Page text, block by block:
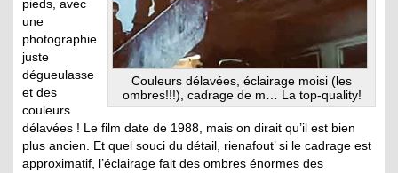
Couleurs délavées, éclairage moisi (les
ombres!!!), cadrage de m… La top-quality!
pieds, avec
une
photographie
juste
dégueulasse
et des
couleurs
délavées ! Le film date de 1988, mais on dirait qu’il est bien
plus ancien. Et quel souci du détail, rienafout’ si le cadrage est
approximatif, l’éclairage fait des ombres énormes des